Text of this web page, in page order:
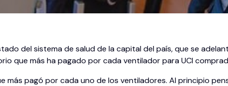
del sistema de salud de la capital del país, que se
que más ha pagado por cada ventilador para UCI
más pagó por cada uno de los ventiladores. Al principio